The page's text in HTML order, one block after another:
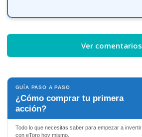
Ver comentarios
GUÍA PASO A PASO
¿Cómo comprar tu primera
acción?
Todo lo que necesitas saber para empezar a invertir
con eToro hoy mismo.